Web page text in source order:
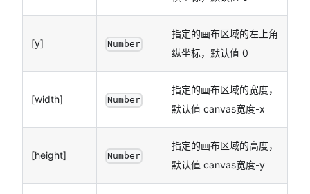
[y] Number
指定的画布区域的左上角
纵坐标，默认值 0
[width] Number
指定的画布区域的宽度，
默认值 canvas宽度-x
[height] Number
指定的画布区域的高度，
默认值 canvas宽度-y